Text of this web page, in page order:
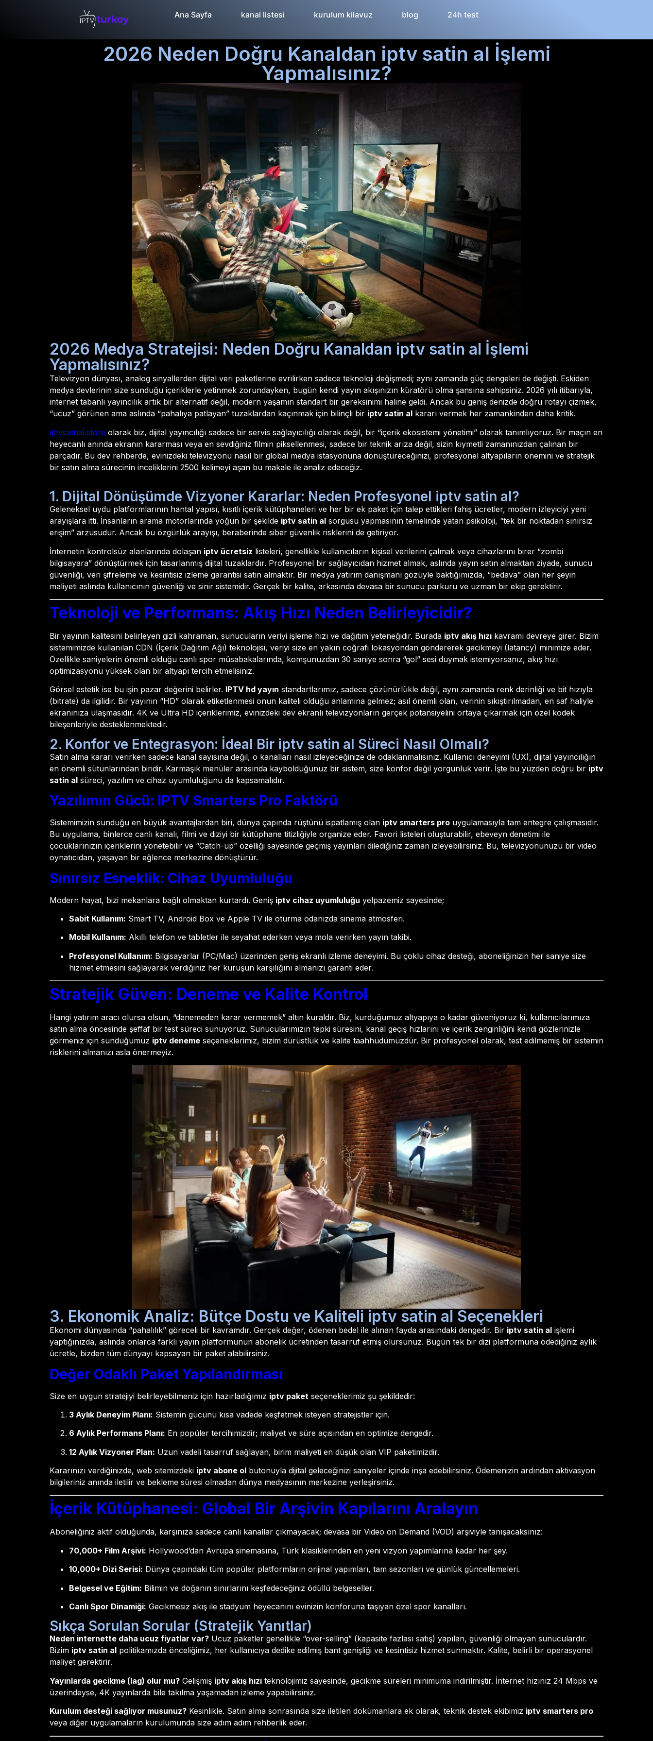
Ana Sayfa kanal listesi kurulum kilavuz blog 24h test
2026 Neden Doğru Kanaldan iptv satin al İşlemi
Yapmalısınız?
2026 Medya Stratejisi: Neden Doğru Kanaldan iptv satin al İşlemi
Yapmalısınız?
Televizyon dünyası, analog sinyallerden dijital veri paketlerine evrilirken sadece teknoloji değişmedi; aynı zamanda güç dengeleri de değişti. Eskiden
medya devlerinin size sunduğu içeriklerle yetinmek zorundayken, bugün kendi yayın akışınızın küratörü olma şansına sahipsiniz. 2026 yılı itibarıyla,
internet tabanlı yayıncılık artık bir alternatif değil, modern yaşamın standart bir gereksinimi haline geldi. Ancak bu geniş denizde doğru rotayı çizmek,
“ucuz” görünen ama aslında “pahalıya patlayan” tuzaklardan kaçınmak için bilinçli bir iptv satin al kararı vermek her zamankinden daha kritik.
iptvsatnal.store olarak biz, dijital yayıncılığı sadece bir servis sağlayıcılığı olarak değil, bir “içerik ekosistemi yönetimi” olarak tanımlıyoruz. Bir maçın en
heyecanlı anında ekranın kararması veya en sevdiğiniz filmin piksellenmesi, sadece bir teknik arıza değil, sizin kıymetli zamanınızdan çalınan bir
parçadır. Bu dev rehberde, evinizdeki televizyonu nasıl bir global medya istasyonuna dönüştüreceğinizi, profesyonel altyapıların önemini ve stratejik
bir satın alma sürecinin inceliklerini 2500 kelimeyi aşan bu makale ile analiz edeceğiz.
1. Dijital Dönüşümde Vizyoner Kararlar: Neden Profesyonel iptv satin al?
Geleneksel uydu platformlarının hantal yapısı, kısıtlı içerik kütüphaneleri ve her bir ek paket için talep ettikleri fahiş ücretler, modern izleyiciyi yeni
arayışlara itti. İnsanların arama motorlarında yoğun bir şekilde iptv satin al sorgusu yapmasının temelinde yatan psikoloji, “tek bir noktadan sınırsız
erişim” arzusudur. Ancak bu özgürlük arayışı, beraberinde siber güvenlik risklerini de getiriyor.
İnternetin kontrolsüz alanlarında dolaşan iptv ücretsiz listeleri, genellikle kullanıcıların kişisel verilerini çalmak veya cihazlarını birer “zombi
bilgisayara” dönüştürmek için tasarlanmış dijital tuzaklardır. Profesyonel bir sağlayıcıdan hizmet almak, aslında yayın satın almaktan ziyade, sunucu
güvenliği, veri şifreleme ve kesintisiz izleme garantisi satın almaktır. Bir medya yatırım danışmanı gözüyle baktığımızda, “bedava” olan her şeyin
maliyeti aslında kullanıcının güvenliği ve sinir sistemidir. Gerçek bir kalite, arkasında devasa bir sunucu parkuru ve uzman bir ekip gerektirir.
Teknoloji ve Performans: Akış Hızı Neden Belirleyicidir?
Bir yayının kalitesini belirleyen gizli kahraman, sunucuların veriyi işleme hızı ve dağıtım yeteneğidir. Burada iptv akış hızı kavramı devreye girer. Bizim
sistemimizde kullanılan CDN (İçerik Dağıtım Ağı) teknolojisi, veriyi size en yakın coğrafi lokasyondan göndererek gecikmeyi (latancy) minimize eder.
Özellikle saniyelerin önemli olduğu canlı spor müsabakalarında, komşunuzdan 30 saniye sonra “gol” sesi duymak istemiyorsanız, akış hızı
optimizasyonu yüksek olan bir altyapı tercih etmelisiniz.
Görsel estetik ise bu işin pazar değerini belirler. IPTV hd yayın standartlarımız, sadece çözünürlükle değil, aynı zamanda renk derinliği ve bit hızıyla
(bitrate) da ilgilidir. Bir yayının “HD” olarak etiketlenmesi onun kaliteli olduğu anlamına gelmez; asıl önemli olan, verinin sıkıştırılmadan, en saf haliyle
ekranınıza ulaşmasıdır. 4K ve Ultra HD içeriklerimiz, evinizdeki dev ekranlı televizyonların gerçek potansiyelini ortaya çıkarmak için özel kodek
bileşenleriyle desteklenmektedir.
2. Konfor ve Entegrasyon: İdeal Bir iptv satin al Süreci Nasıl Olmalı?
Satın alma kararı verirken sadece kanal sayısına değil, o kanalları nasıl izleyeceğinize de odaklanmalısınız. Kullanıcı deneyimi (UX), dijital yayıncılığın
en önemli sütunlarından biridir. Karmaşık menüler arasında kaybolduğunuz bir sistem, size konfor değil yorgunluk verir. İşte bu yüzden doğru bir iptv
satin al süreci, yazılım ve cihaz uyumluluğunu da kapsamalıdır.
Yazılımın Gücü: IPTV Smarters Pro Faktörü
Sistemimizin sunduğu en büyük avantajlardan biri, dünya çapında rüştünü ispatlamış olan iptv smarters pro uygulamasıyla tam entegre çalışmasıdır.
Bu uygulama, binlerce canlı kanalı, filmi ve diziyi bir kütüphane titizliğiyle organize eder. Favori listeleri oluşturabilir, ebeveyn denetimi ile
çocuklarınızın içeriklerini yönetebilir ve “Catch-up” özelliği sayesinde geçmiş yayınları dilediğiniz zaman izleyebilirsiniz. Bu, televizyonunuzu bir video
oynatıcıdan, yaşayan bir eğlence merkezine dönüştürür.
Sınırsız Esneklik: Cihaz Uyumluluğu
Modern hayat, bizi mekanlara bağlı olmaktan kurtardı. Geniş iptv cihaz uyumluluğu yelpazemiz sayesinde;
Sabit Kullanım: Smart TV, Android Box ve Apple TV ile oturma odanızda sinema atmosferi.
Mobil Kullanım: Akıllı telefon ve tabletler ile seyahat ederken veya mola verirken yayın takibi.
Profesyonel Kullanım: Bilgisayarlar (PC/Mac) üzerinden geniş ekranlı izleme deneyimi. Bu çoklu cihaz desteği, aboneliğinizin her saniye size
hizmet etmesini sağlayarak verdiğiniz her kuruşun karşılığını almanızı garanti eder.
Stratejik Güven: Deneme ve Kalite Kontrol
Hangi yatırım aracı olursa olsun, “denemeden karar vermemek” altın kuraldır. Biz, kurduğumuz altyapıya o kadar güveniyoruz ki, kullanıcılarımıza
satın alma öncesinde şeffaf bir test süreci sunuyoruz. Sunucularımızın tepki süresini, kanal geçiş hızlarını ve içerik zenginliğini kendi gözlerinizle
görmeniz için sunduğumuz iptv deneme seçeneklerimiz, bizim dürüstlük ve kalite taahhüdümüzdür. Bir profesyonel olarak, test edilmemiş bir sistemin
risklerini almanızı asla önermeyiz.
3. Ekonomik Analiz: Bütçe Dostu ve Kaliteli iptv satin al Seçenekleri
Ekonomi dünyasında “pahalılık” göreceli bir kavramdır. Gerçek değer, ödenen bedel ile alınan fayda arasındaki dengedir. Bir iptv satin al işlemi
yaptığınızda, aslında onlarca farklı yayın platformunun abonelik ücretinden tasarruf etmiş olursunuz. Bugün tek bir dizi platformuna ödediğiniz aylık
ücretle, bizden tüm dünyayı kapsayan bir paket alabilirsiniz.
Değer Odaklı Paket Yapılandırması
Size en uygun stratejiyi belirleyebilmeniz için hazırladığımız iptv paket seçeneklerimiz şu şekildedir:
3 Aylık Deneyim Planı: Sistemin gücünü kısa vadede keşfetmek isteyen stratejistler için.
6 Aylık Performans Planı: En popüler tercihimizdir; maliyet ve süre açısından en optimize dengedir.
12 Aylık Vizyoner Plan: Uzun vadeli tasarruf sağlayan, birim maliyeti en düşük olan VIP paketimizdir.
Kararınızı verdiğinizde, web sitemizdeki iptv abone ol butonuyla dijital geleceğinizi saniyeler içinde inşa edebilirsiniz. Ödemenizin ardından aktivasyon
bilgileriniz anında iletilir ve bekleme süresi olmadan dünya medyasının merkezine yerleşirsiniz.
İçerik Kütüphanesi: Global Bir Arşivin Kapılarını Aralayın
Aboneliğiniz aktif olduğunda, karşınıza sadece canlı kanallar çıkmayacak; devasa bir Video on Demand (VOD) arşiviyle tanışacaksınız:
70,000+ Film Arşivi: Hollywood’dan Avrupa sinemasına, Türk klasiklerinden en yeni vizyon yapımlarına kadar her şey.
10,000+ Dizi Serisi: Dünya çapındaki tüm popüler platformların orijinal yapımları, tam sezonları ve günlük güncellemeleri.
Belgesel ve Eğitim: Bilimin ve doğanın sınırlarını keşfedeceğiniz ödüllü belgeseller.
Canlı Spor Dinamiği: Gecikmesiz akış ile stadyum heyecanını evinizin konforuna taşıyan özel spor kanalları.
Sıkça Sorulan Sorular (Stratejik Yanıtlar)
Neden internette daha ucuz fiyatlar var? Ucuz paketler genellikle “over-selling” (kapasite fazlası satış) yapılan, güvenliği olmayan sunuculardır.
Bizim iptv satin al politikamızda önceliğimiz, her kullanıcıya dedike edilmiş bant genişliği ve kesintisiz hizmet sunmaktır. Kalite, belirli bir operasyonel
maliyet gerektirir.
Yayınlarda gecikme (lag) olur mu? Gelişmiş iptv akış hızı teknolojimiz sayesinde, gecikme süreleri minimuma indirilmiştir. İnternet hızınız 24 Mbps ve
üzerindeyse, 4K yayınlarda bile takılma yaşamadan izleme yapabilirsiniz.
Kurulum desteği sağlıyor musunuz? Kesinlikle. Satın alma sonrasında size iletilen dokümanlara ek olarak, teknik destek ekibimiz iptv smarters pro
veya diğer uygulamaların kurulumunda size adım adım rehberlik eder.